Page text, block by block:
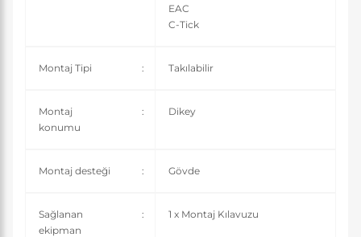
EAC
C-Tick
Montaj Tipi : Takılabilir
Montaj
konumu
: Dikey
Montaj desteği : Gövde
Sağlanan
ekipman
: 1 x Montaj Kılavuzu